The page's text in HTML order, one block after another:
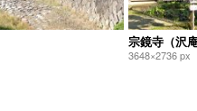
宗鏡寺（沢
3648×2736 px